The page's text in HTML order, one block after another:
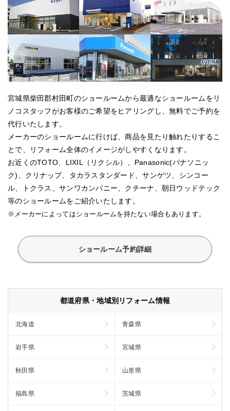
宮城県柴田郡村田町のショールームから最適なショールームをリ
ノコスタッフがお客様のご希望をヒアリングし、無料でご予約を
代行いたします。
メーカーのショールームに行けば、商品を見たり触れたりするこ
とで、リフォーム全体のイメージがしやすくなります。
お近くのTOTO、LIXIL（リクシル）、Panasonic(パナソニッ
ク)、クリナップ、タカラスタンダード、サンゲツ、シンコー
ル、トクラス、サンワカンパニー、クチーナ、朝日ウッドテック
等のショールームをご紹介いたします。
※メーカーによってはショールームを持たない場合もあります。
ショールーム予約詳細
都道府県・地域別リフォーム情報
北海道 青森県
岩手県 宮城県
秋田県 山形県
福島県 茨城県